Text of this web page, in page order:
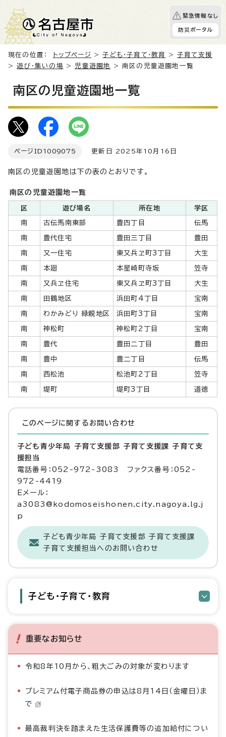
緊急情報なし
防災ポータル
現在の位置： トップページ >子ども・子育て・教育 >子育て支援
>遊び・集いの場 > 児童遊園地 > 南区の児童遊園地一覧
南区の児童遊園地一覧
ページID 1009075 更新日 2025年10月16日
南区の児童遊園地は下の表のとおりです。
南区の児童遊園地一覧
区 遊び場名 所在地 学区
南 古伝馬南東部 豊四丁目 伝馬
南 豊代住宅 豊田三丁目 豊田
南 又一住宅 東又兵ヱ町3丁目 大生
南 本廻 本星崎町寺坂 笠寺
南 又兵ヱ住宅 東又兵ヱ町3丁目 大生
南 田鶴地区 浜田町4丁目 宝南
南 わかみどり 緑親地区 浜田町3丁目 宝南
南 神松町 神松町2丁目 宝南
南 豊代 豊田二丁目 豊田
南 豊中 豊二丁目 伝馬
南 西松池 松池町2丁目 笠寺
南 堤町 堤町3丁目 道徳
このページに関する お問い合わせ
子ども青少年局 子育て支援部 子育て支援課 子育て支
援担当
電話番号：052-972-3083 ファクス番号：052-
972-4419
Eメール：
a3083@kodomoseishonen.city.nagoya.lg.j
p
子ども青少年局 子育て支援部 子育て支援課
子育て支援担当へのお問い合わせ
子ども・子育て・教育
重要なお知らせ
令和8年10月から、粗大ごみの対象が変わります
プレミアム付電子商品券の申込は8月14日（金曜日）ま
で
最高裁判決を踏まえた生活保護費等の追加給付につい